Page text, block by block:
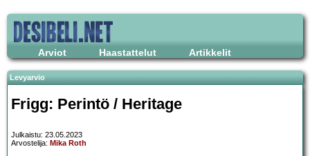
Arviot Haastattelut Artikkelit
Levyarvio
Frigg: Perintö / Heritage
Julkaistu: 23.05.2023
Arvostelija: Mika Roth